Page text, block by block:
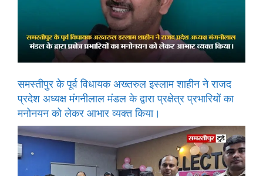
समस्तीपुर के पूर्व विधायक अख्तरुल इस्लाम शाहीन ने राजद
प्रदेश अध्यक्ष मंगनीलाल मंडल के द्वारा प्रक्षेत्र प्रभारियों का
मनोनयन को लेकर आभार व्यक्त किया।